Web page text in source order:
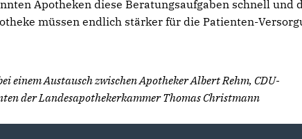
Apotheken diese Beratungsaufgaben schnell und
müssen endlich stärker für die Patienten-
einem Austausch zwischen Apotheker Albert Rehm, CDU-
der Landesapothekerkammer Thomas Christmann